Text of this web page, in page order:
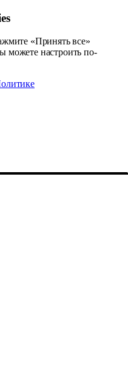
«Принять все»
можете настроить по-